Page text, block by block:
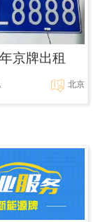
京牌出租
北京